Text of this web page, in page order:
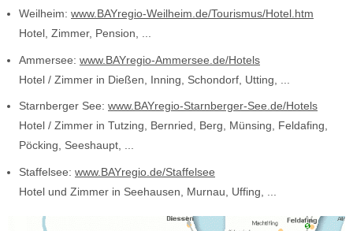
Weilheim: www.BAYregio-Weilheim.de/Tourismus/Hotel.htm
Hotel, Zimmer, Pension, ...
Ammersee: www.BAYregio-Ammersee.de/Hotels
Hotel / Zimmer in Dießen, Inning, Schondorf, Utting, ...
Starnberger See: www.BAYregio-Starnberger-See.de/Hotels
Hotel / Zimmer in Tutzing, Bernried, Berg, Münsing, Feldafing,
Pöcking, Seeshaupt, ...
Staffelsee: www.BAYregio.de/Staffelsee
Hotel und Zimmer in Seehausen, Murnau, Uffing, ...